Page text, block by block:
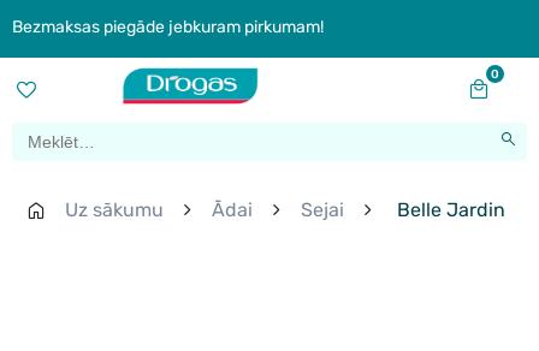
Bezmaksas piegāde jebkuram pirkumam!
0
Uz sākumu Ādai Sejai Belle Jardin